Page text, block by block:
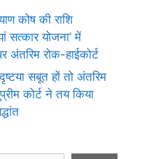
कोष की राशि
सत्कार योजना’ में
अंतरिम रोक-हाईकोर्ट
सबूत हों तो अंतरिम
कोर्ट ने तय किया